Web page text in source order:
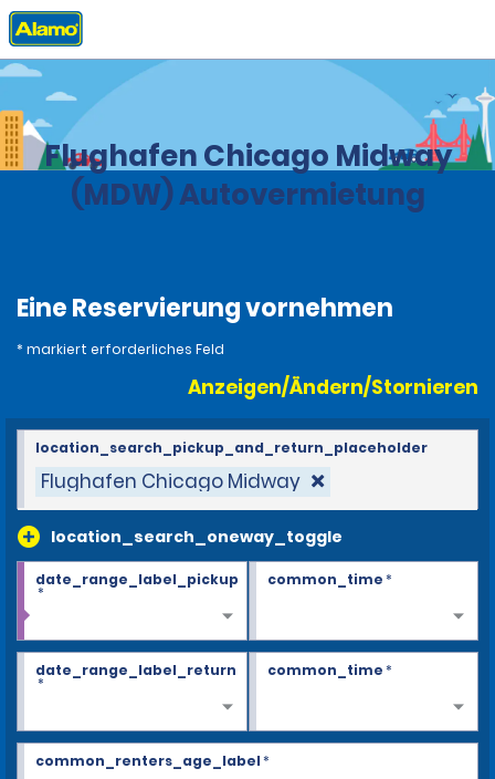
Privat Stationen
Flughafen Chicago Midway
(MDW) Autovermietung
Eine Reservierung vornehmen
* markiert erforderliches Feld
Anzeigen/Ändern/Stornieren
Flughafen Chicago Midway
location_search_oneway_toggle
location_search_pickup_and_return_placeholder
date_range_label_pickup
*
common_time*
date_range_label_return
*
common_time*
common_renters_age_label*